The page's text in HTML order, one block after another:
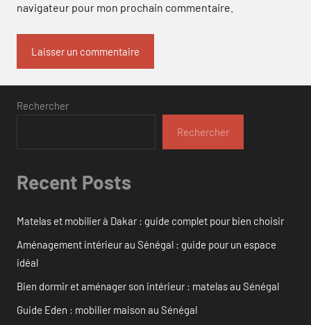
navigateur pour mon prochain commentaire.
Rechercher
Rechercher
Recent Posts
Matelas et mobilier à Dakar : guide complet pour bien choisir
Aménagement intérieur au Sénégal : guide pour un espace
idéal
Bien dormir et aménager son intérieur : matelas au Sénégal
Guide Eden : mobilier maison au Sénégal